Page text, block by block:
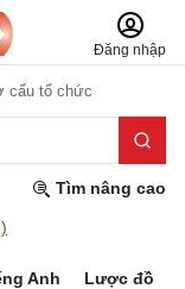
Đăng nhập
cấu tổ chức
Tìm nâng cao
Anh Lược đồ